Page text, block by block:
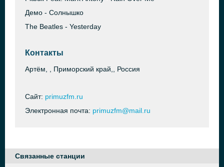
Демо - Солнышко
The Beatles - Yesterday
Контакты
Артём, , Приморский край,, Россия
Сайт: primuzfm.ru
Электронная почта: primuzfm@mail.ru
Связанные станции